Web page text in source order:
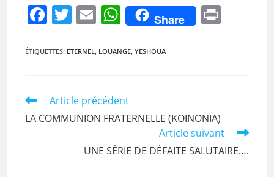
F
c
b
o
T
itt
E
ai
W
h
at
A
p
Share
ÉTIQUETTES: ETERNEL LOUANGE YESHOUA
Read
articles
Article précédent
LA COMMUNION FRATERNELLE (KOINONIA)
Article suivant
UNE SÉRIE DE DÉFAITE SALUTAIRE….